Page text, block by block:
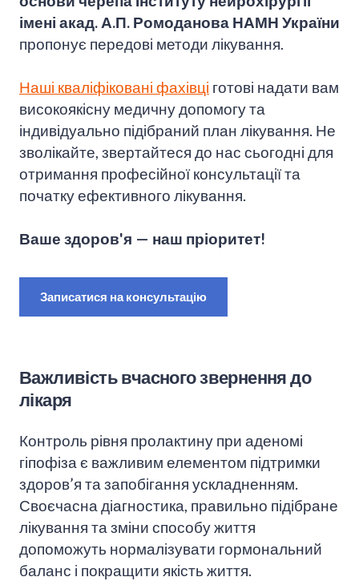
імені акад. А.П. Ромоданова НАМН України
пропонує передові методи лікування.
Наші кваліфіковані фахівці готові надати вам
високоякісну медичну допомогу та
індивідуально підібраний план лікування. Не
зволікайте, звертайтеся до нас сьогодні для
отримання професійної консультації та
початку ефективного лікування.
Ваше здоров'я — наш пріоритет!
Записатися на консультацію
Важливість вчасного звернення до
лікаря
Контроль рівня пролактину при аденомі
гіпофіза є важливим елементом підтримки
здоров’я та запобігання ускладненням.
Своєчасна діагностика, правильно підібране
лікування та зміни способу життя
допоможуть нормалізувати гормональний
баланс і покращити якість життя.